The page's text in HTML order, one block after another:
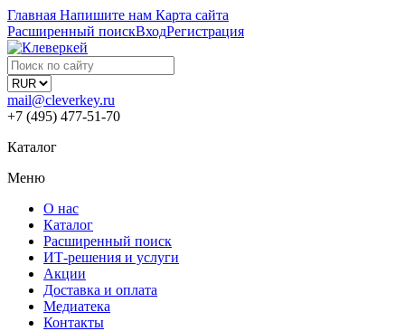
Главная Напишите нам Карта сайта
Расширенный поискВходРегистрация
mail@cleverkey.ru
+7 (495) 477-51-70
Каталог
Меню
О нас
Каталог
Расширенный поиск
ИТ-решения и услуги
Акции
Доставка и оплата
Медиатека
Контакты